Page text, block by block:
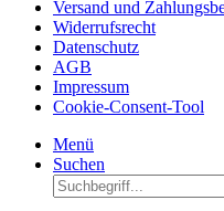
Versand und
Widerrufsrecht
Datenschutz
AGB
Impressum
Cookie-Consent-Tool
Menü
Suchen